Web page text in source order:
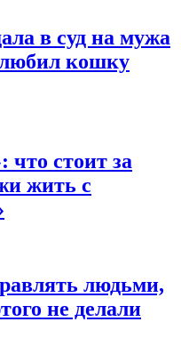
в суд на мужа
любил кошку
что стоит за
жить с
людьми,
не делали